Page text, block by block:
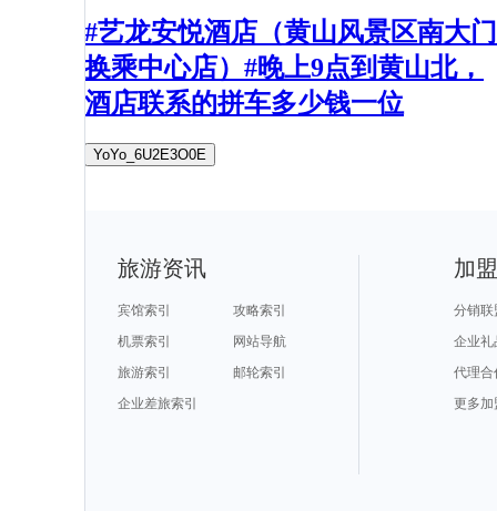
#艺龙安悦酒店（黄山风景区南大门
换乘中心店）#晚上9点到黄山北，
酒店联系的拼车多少钱一位
YoYo_6U2E3O0E
旅游资讯
宾馆索引
攻略索引
机票索引
网站导航
旅游索引
邮轮索引
企业差旅索引
加
分销联
企业礼
代理合
更多加